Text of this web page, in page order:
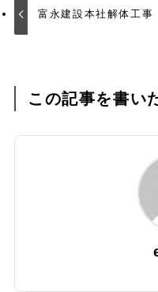
富永建設本社解体工事
この記事を書い